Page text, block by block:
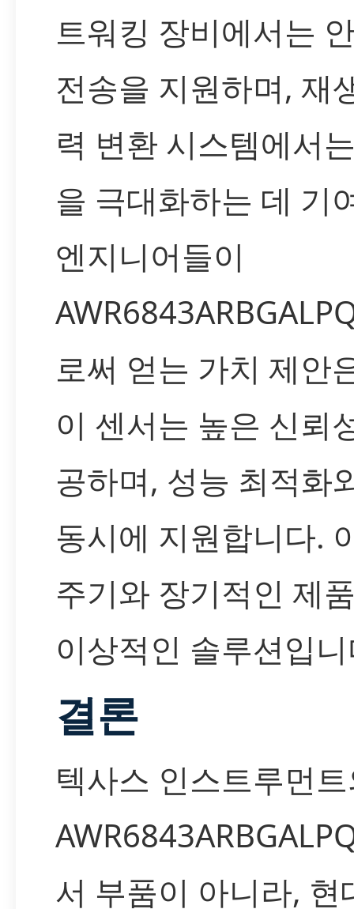
트워킹 장비에서는
전송을 지원하며, 재
력 변환 시스템에서
을 극대화하는 데 기
엔지니어들이
로써 얻는 가치 제안
이 센서는 높은 신뢰
공하며, 성능 최적화
동시에 지원합니다.
주기와 장기적인 제
이상적인 솔루션입
결론
텍사스 인스트루먼
서 부품이 아니라,